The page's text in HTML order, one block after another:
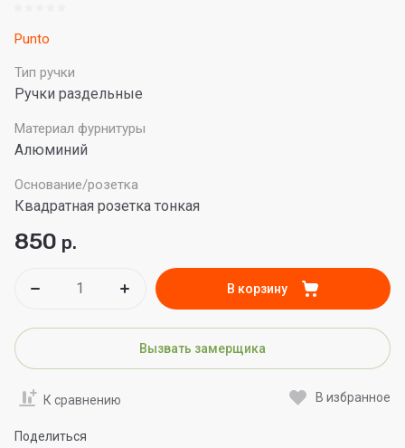
Punto
Тип ручки
Ручки раздельные
Материал фурнитуры
Алюминий
Основание/розетка
Квадратная розетка тонкая
850 р.
В корзину
Вызвать замерщика
К сравнению В избранное
Поделиться